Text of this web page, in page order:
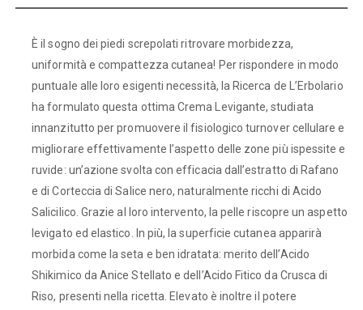
È il sogno dei piedi screpolati ritrovare morbidezza,
uniformità e compattezza cutanea! Per rispondere in modo
puntuale alle loro esigenti necessità, la Ricerca de L’Erbolario
ha formulato questa ottima Crema Levigante, studiata
innanzitutto per promuovere il fisiologico turnover cellulare e
migliorare effettivamente l’aspetto delle zone più ispessite e
ruvide: un’azione svolta con efficacia dall’estratto di Rafano
e di Corteccia di Salice nero, naturalmente ricchi di Acido
Salicilico. Grazie al loro intervento, la pelle riscopre un aspetto
levigato ed elastico. In più, la superficie cutanea apparirà
morbida come la seta e ben idratata: merito dell’Acido
Shikimico da Anice Stellato e dell’Acido Fitico da Crusca di
Riso, presenti nella ricetta. Elevato è inoltre il potere